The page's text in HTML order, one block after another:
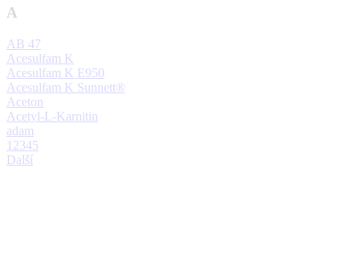
A
AB 47
Acesulfam K
Acesulfam K E950
Acesulfam K Sunnett®
Aceton
Acetyl-L-Karnitin
adam
1 2345
Další